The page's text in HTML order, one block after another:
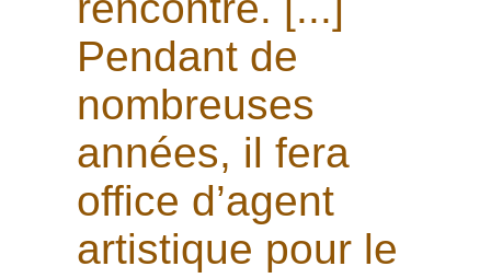
Pendant de
nombreuses
années, il fera
office d’agent
artistique pour le